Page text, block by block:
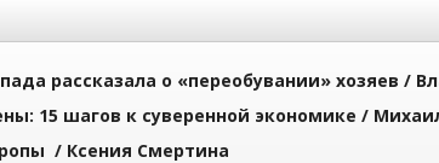
рассказала о «переобувании» хозяев /
15 шагов к суверенной экономике /
/ Ксения Смертина